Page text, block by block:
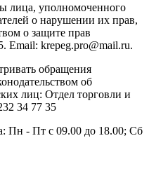
лица, уполномоченного
о нарушении их прав,
о защите прав
Email: krepeg.pro@mail.ru.
обращения
об
лиц: Отдел торговли и
34 77 35
Пн - Пт с 09.00 до 18.00; Сб